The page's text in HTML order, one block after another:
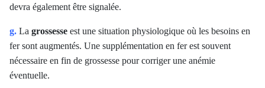
devra également être signalée.
g. La grossesse est une situation physiologique où les besoins en
fer sont augmentés. Une supplémentation en fer est souvent
nécessaire en fin de grossesse pour corriger une anémie
éventuelle.